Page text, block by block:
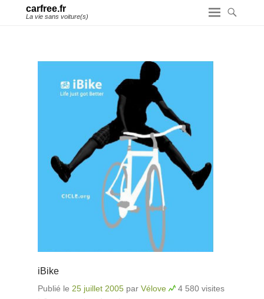
carfree.fr
La vie sans voiture(s)
iBike
Publié le 25 juillet 2005 par Vélove
4 580 visites